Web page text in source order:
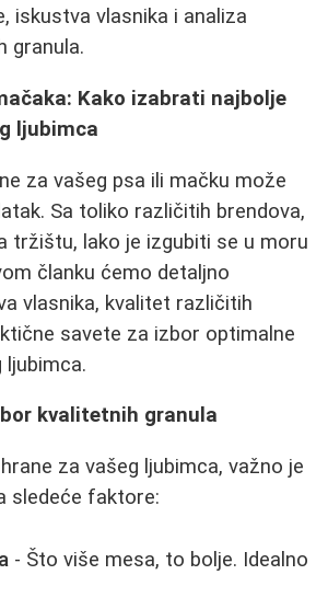
iskustva vlasnika i analiza
granula.
Kako izabrati najbolje
ljubimca
za vašeg psa ili mačku može
Sa toliko različitih brendova,
tržištu, lako je izgubiti se u moru
članku ćemo detaljno
vlasnika, kvalitet različitih
savete za izbor optimalne
ljubimca.
kvalitetnih granula
za vašeg ljubimca, važno je
sledeće faktore:
- Što više mesa, to bolje. Idealno